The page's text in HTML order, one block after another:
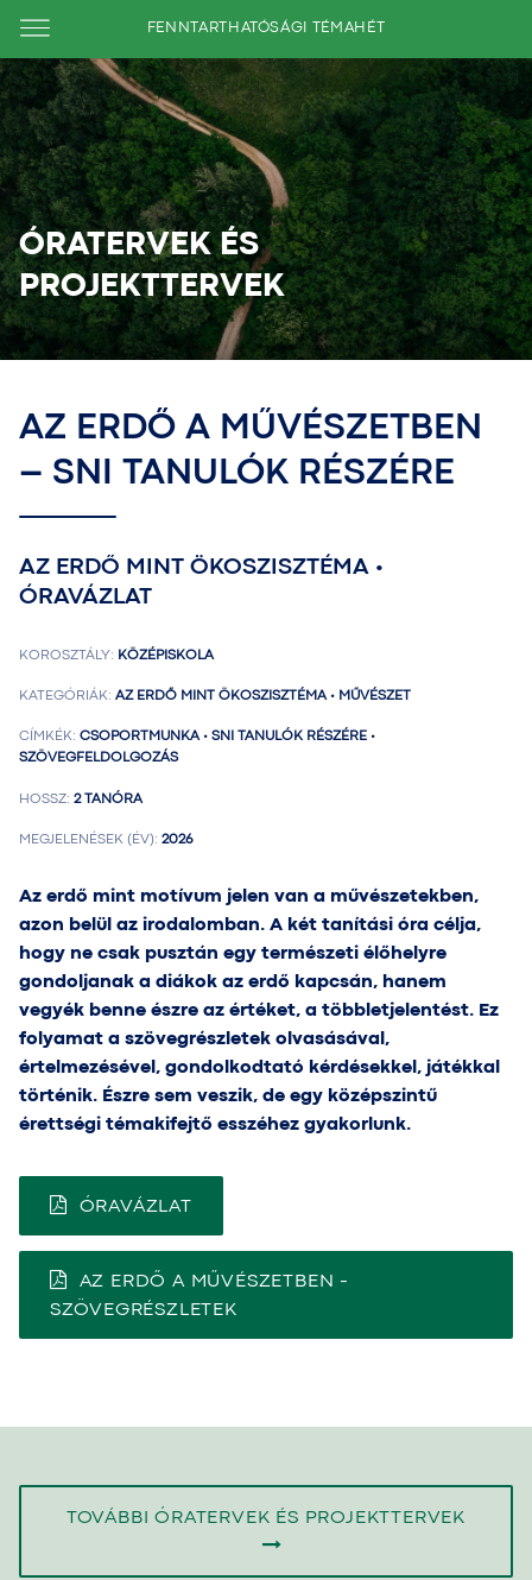
FENNTARTHATÓSÁGI TÉMAHÉT
ÓRATERVEK ÉS
PROJEKTTERVEK
AZ ERDŐ A MŰVÉSZETBEN
– SNI TANULÓK RÉSZÉRE
AZ ERDŐ MINT ÖKOSZISZTÉMA •
ÓRAVÁZLAT
KOROSZTÁLY: KÖZÉPISKOLA
KATEGÓRIÁK: AZ ERDŐ MINT ÖKOSZISZTÉMA • MŰVÉSZET
CÍMKÉK: CSOPORTMUNKA • SNI TANULÓK RÉSZÉRE •
SZÖVEGFELDOLGOZÁS
HOSSZ: 2 TANÓRA
MEGJELENÉSEK (ÉV): 2026
Az erdő mint motívum jelen van a művészetekben,
azon belül az irodalomban. A két tanítási óra célja,
hogy ne csak pusztán egy természeti élőhelyre
gondoljanak a diákok az erdő kapcsán, hanem
vegyék benne észre az értéket, a többletjelentést. Ez
folyamat a szövegrészletek olvasásával,
értelmezésével, gondolkodtató kérdésekkel, játékkal
történik. Észre sem veszik, de egy középszintű
érettségi témakifejtő esszéhez gyakorlunk.
ÓRAVÁZLAT
AZ ERDŐ A MŰVÉSZETBEN -
SZÖVEGRÉSZLETEK
TOVÁBBI ÓRATERVEK ÉS PROJEKTTERVEK